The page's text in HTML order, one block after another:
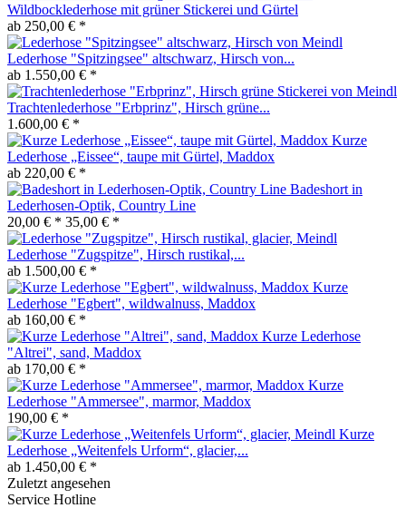
Wildbocklederhose mit grüner Stickerei und Gürtel
ab 250,00 € *
Lederhose "Spitzingsee" altschwarz, Hirsch von...
ab 1.550,00 € *
Trachtenlederhose "Erbprinz", Hirsch grüne...
1.600,00 € *
Kurze
Lederhose „Eissee“, taupe mit Gürtel, Maddox
ab 220,00 € *
Badeshort in
Lederhosen-Optik, Country Line
20,00 € * 35,00 € *
Lederhose "Zugspitze", Hirsch rustikal,...
ab 1.500,00 € *
Kurze
Lederhose "Egbert", wildwalnuss, Maddox
ab 160,00 € *
Kurze Lederhose
"Altrei", sand, Maddox
ab 170,00 € *
Kurze
Lederhose "Ammersee", marmor, Maddox
190,00 € *
Kurze
Lederhose „Weitenfels Urform“, glacier,...
ab 1.450,00 € *
Zuletzt angesehen
Service Hotline